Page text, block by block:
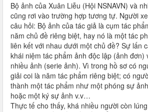
Bộ ảnh của Xuân Liễu (Hội NSNAVN) và
cũng rơi vào trường hợp tương tự. Người
câu hỏi: Bộ ảnh của tác giả là cụm tác
năm chủ đề riêng biệt, hay nó là một tác
liên kết với nhau dưới một chủ đề? Sự lấn
khái niệm tác phẩm ảnh độc lập (ảnh đơn)
nhiều ảnh (serie ảnh). Vì trong hồ sơ có
giải coi là năm tác phẩm riêng biệt; có
thành một tác phẩm như một phóng sự
hoặc một ký sự ảnh v.v…
Thực tế cho thấy, khá nhiều người còn